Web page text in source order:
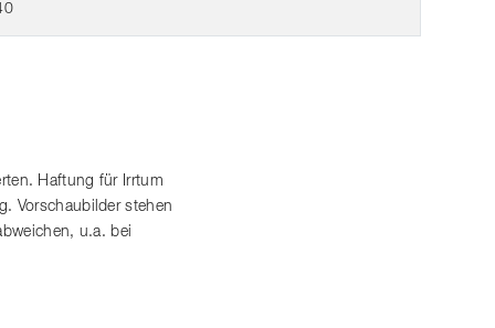
Haftung für Irrtum
Vorschaubilder stehen
u.a. bei